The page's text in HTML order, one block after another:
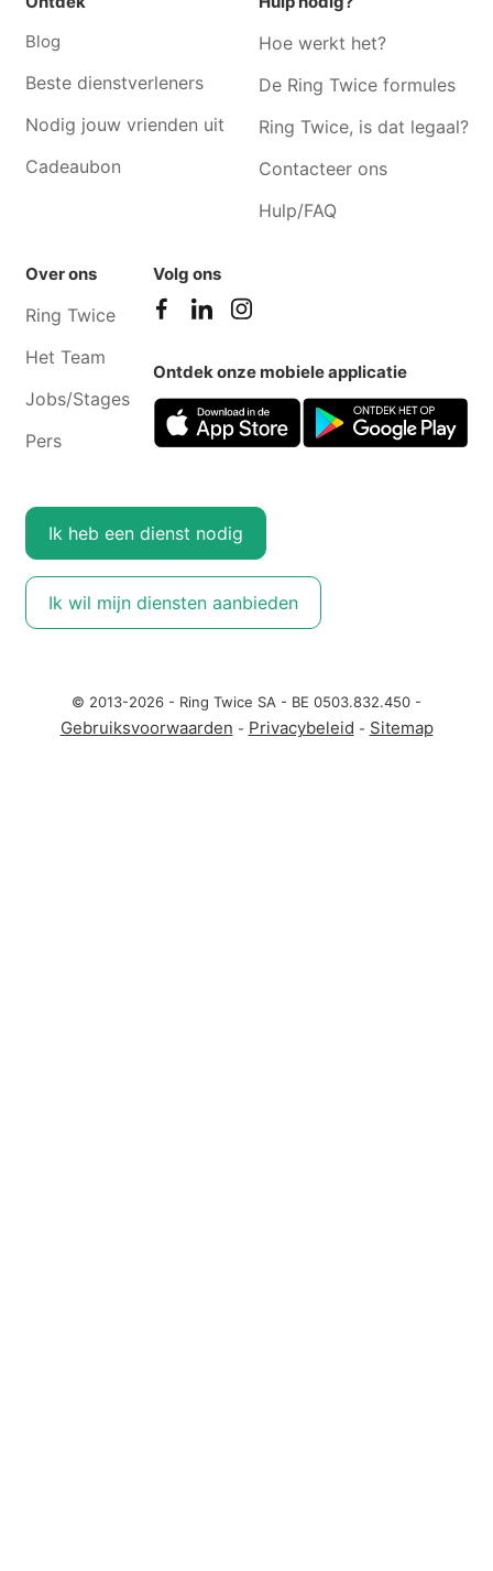
Bijles nederlands
Bijles nederlands Roksem
Bijles nederlands Houthulst
Bijles nederlands
Oostduinkerke
Bijles nederlands Koksijde
Blog
Beste dienstverleners
Nodig jouw vrienden uit
Cadeaubon
Hoe werkt het?
De Ring Twice formules
Ring Twice, is dat legaal?
Contacteer ons
Hulp/FAQ
Over ons
Ring Twice
Het Team
Jobs/Stages
Pers
Volg ons
Ontdek onze mobiele applicatie
Ik heb een dienst nodig
Ik wil mijn diensten aanbieden
© 2013-2026 - Ring Twice SA - BE 0503.832.450 -
Gebruiksvoorwaarden - Privacybeleid - Sitemap